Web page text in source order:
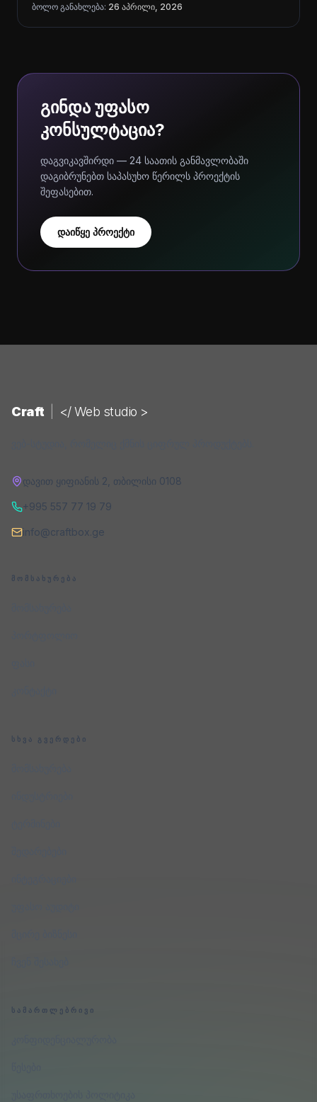
ბოლო განახლება: 26 აპრილი, 2026
გინდა უფასო
კონსულტაცია?
დაგვიკავშირდი — 24 საათის განმავლობაში
დაგიბრუნებთ საპასუხო წერილს პროექტის
შეფასებით.
დაიწყე პროექტი
Craft </ Web studio >
დავით ყიფიანის 2 თბილისი 0108
+995 557 77 19 79
info@craftbox.ge
ᲛᲝᲛᲡᲐᲮᲣᲠᲔᲑᲐ
ᲡᲮᲕᲐ ᲒᲕᲔᲠᲓᲔᲑᲘ
ᲡᲐᲛᲐᲠᲗᲚᲔᲑᲠᲘᲕᲘ